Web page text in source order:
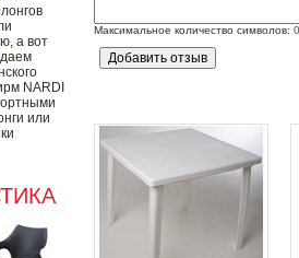
а вот
NARDI
или
Максимальное количество символов: 0